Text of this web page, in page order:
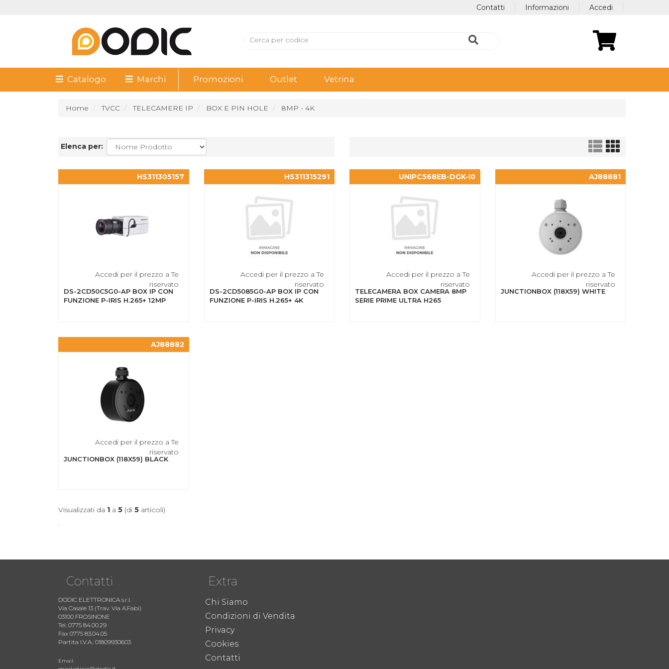
Accedi
Informazioni
Contatti
Catalogo Marchi Promozioni Outlet Vetrina
Home TVCC TELECAMERE IP BOX E PIN HOLE 8MP - 4K
Elenca per:
HS311305157
Accedi per il prezzo a Te
riservato
DS-2CD50C5G0-AP BOX IP CON
FUNZIONE P-IRIS H.265+ 12MP
HS311315291
Accedi per il prezzo a Te
riservato
DS-2CD5085G0-AP BOX IP CON
FUNZIONE P-IRIS H.265+ 4K
UNIPC568EB-DGK-I0
Accedi per il prezzo a Te
riservato
TELECAMERA BOX CAMERA 8MP
SERIE PRIME ULTRA H265
AJ88881
Accedi per il prezzo a Te
riservato
JUNCTIONBOX (118X59) WHITE
AJ88882
Accedi per il prezzo a Te
riservato
JUNCTIONBOX (118X59) BLACK
Visualizzati da 1 a 5 (di 5 articoli)
Contatti
DODIC ELETTRONICA s.r.l.
Via Casale 13 (Trav. Via A.Fabi)
03100 FROSINONE
Tel. 0775 84.00.29
Fax 0775 83.04.05
Partita I.V.A.: 01809930603
Email:
Extra
Chi Siamo
Condizioni di Vendita
Privacy
Cookies
Contatti